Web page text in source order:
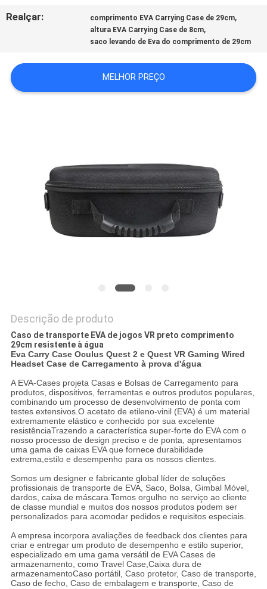
Realçar: comprimento EVA Carrying Case de 29cm,
altura EVA Carrying Case de 8cm,
saco levando de Eva do comprimento de 29cm
MELHOR PREÇO
Descrição de produto
Caso de transporte EVA de jogos VR preto comprimento
29cm resistente à água
Eva Carry Case Oculus Quest 2 e Quest VR Gaming Wired
Headset Case de Carregamento à prova d'água
A EVA-Cases projeta Casas e Bolsas de Carregamento para
produtos, dispositivos, ferramentas e outros produtos populares,
combinando um processo de desenvolvimento de ponta com
testes extensivos.O acetato de etileno-vinil (EVA) é um material
extremamente elástico e conhecido por sua excelente
resistênciaTrazendo a característica super-forte do EVA com o
nosso processo de design preciso e de ponta, apresentamos
uma gama de caixas EVA que fornece durabilidade
extrema,estilo e desempenho para os nossos clientes.
Somos um designer e fabricante global líder de soluções
profissionais de transporte de EVA, Saco, Bolsa, Gimbal Móvel,
dardos, caixa de máscara.Temos orgulho no serviço ao cliente
de classe mundial e muitos dos nossos produtos podem ser
personalizados para acomodar pedidos e requisitos especiais.
A empresa incorpora avaliações de feedback dos clientes para
criar e entregar um produto de desempenho e estilo superior,
especializado em uma gama versátil de EVA Cases de
armazenamento, como Travel Case,Caixa dura de
armazenamentoCaso portátil, Caso protetor, Caso de transporte,
Caso de fecho, Caso de embalagem e transporte, Caso de